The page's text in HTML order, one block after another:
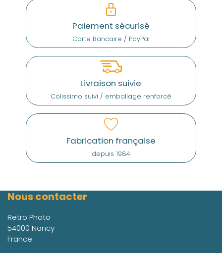
Paiement sécurisé
Carte Bancaire / PayPal
Livraison suivie
Colissimo suivi / emballage renforcé
Fabrication française
depuis 1984
Nous contacter
Retro Photo
54000 Nancy
France